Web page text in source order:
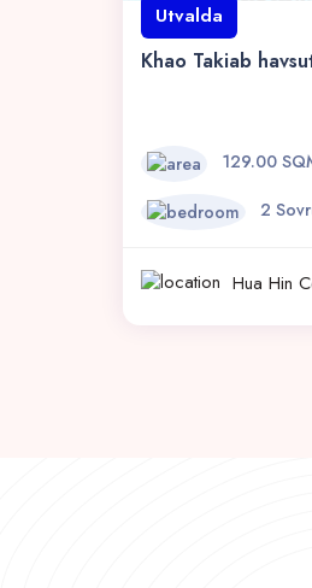
Utvalda
Khao Takiab
129.00
2
Hua Hin